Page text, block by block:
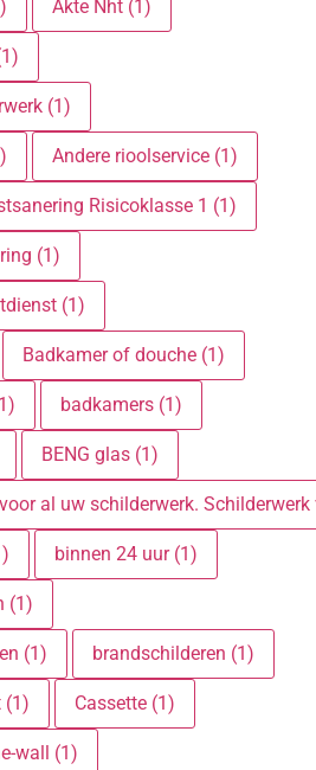
Akte Nht (1)
(1)
Andere rioolservice (1)
Risicoklasse 1 (1)
(1)
(1)
Badkamer of douche (1)
badkamers (1)
BENG glas (1)
al uw schilderwerk.
binnen 24 uur (1)
(1)
(1) brandschilderen (1)
(1) Cassette (1)
wall (1)